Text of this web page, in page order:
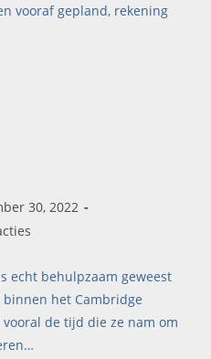
vooraf gepland, rekening
30, 2022
echt behulpzaam geweest
het Cambridge
de tijd die ze nam om